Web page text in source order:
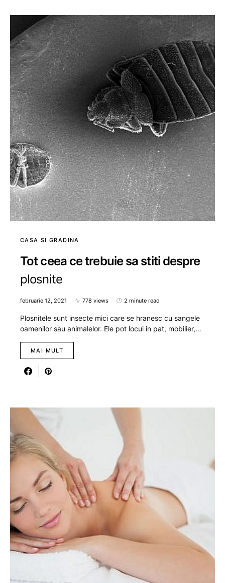
CASA SI GRADINA
Tot ceea ce trebuie sa stiti despre
plosnite
februarie 12, 2021 778 views 2 minute read
Plosnitele sunt insecte mici care se hranesc cu sangele
oamenilor sau animalelor. Ele pot locui in pat, mobilier,…
MAI MULT